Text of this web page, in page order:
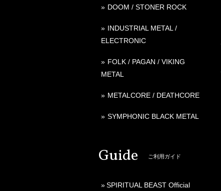
DOOM / STONER ROCK
INDUSTRIAL METAL /
ELECTRONIC
FOLK / PAGAN / VIKING
METAL
METALCORE / DEATHCORE
SYMPHONIC BLACK METAL
Guide ご利用ガイド
SPIRITUAL BEAST Official